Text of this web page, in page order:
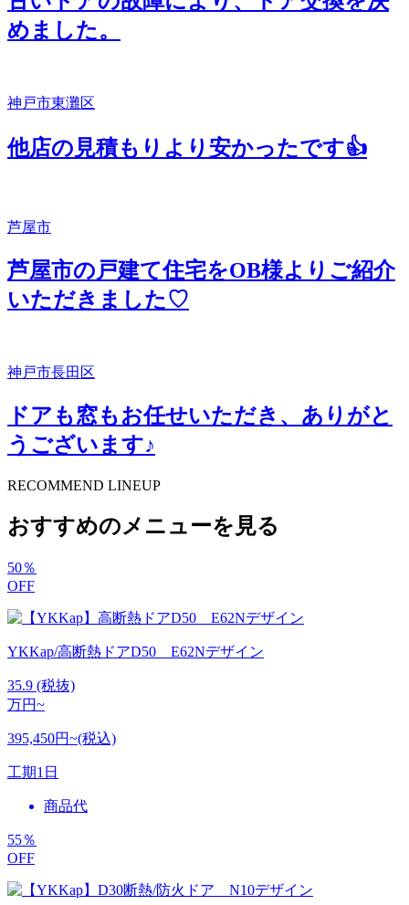
めました。
神戸市東灘区
他店の見積もりより安かったです👍
芦屋市
芦屋市の戸建て住宅をOB様よりご紹介
いただきました♡
神戸市長田区
ドアも窓もお任せいただき、ありがと
うございます♪
RECOMMEND LINEUP
おすすめのメニューを見る
50％
OFF
YKKap/高断熱ドアD50 E62Nデザイン
35.9 (税抜)
万円~
395,450円~(税込)
工期1日
商品代
55％
OFF